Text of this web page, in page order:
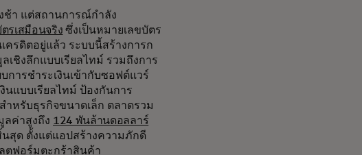
ช้า แต่สถานการณ์กำลัง
รเสมือนจริง ซึ่งเป็นหมายเลขบัตร
ครดิตอยู่แล้ว ระบบนี้สร้างการก
ชิงลึกแบบเรียลไทม์ รวมถึงการ
ารชำระเงินเข้ากับซอฟต์แวร์
นแบบเรียลไทม์ ป้องกันการ
หรับธุรกิจขนาดเล็ก ตลาดรวม
ลค่าสูงถึง 124 พันล้านดอลลาร์
สุด ตั้งแต่แอปสร้างความภักดี
ตฟอร์มตะกร้าสินค้า